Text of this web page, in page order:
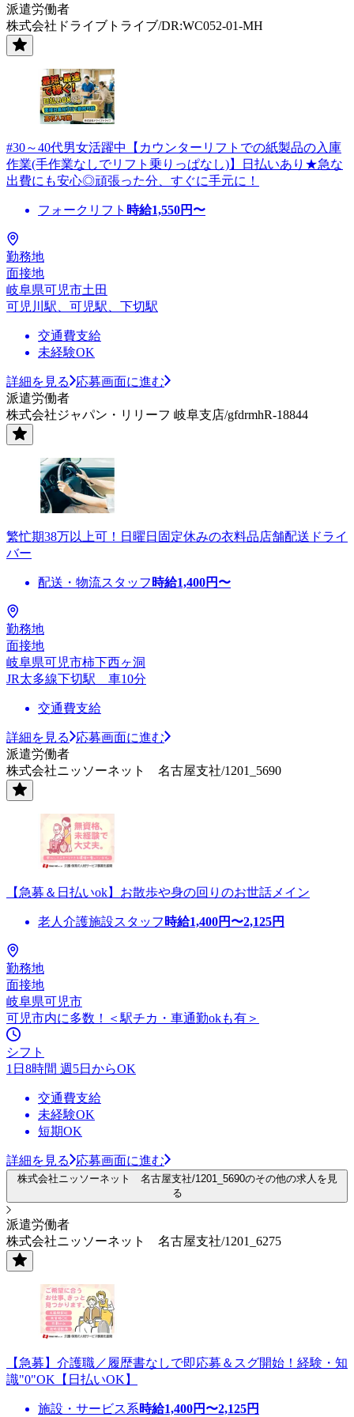
派遣労働者
株式会社ドライブトライブ/DR:WC052-01-MH
#30～40代男女活躍中【カウンターリフトでの紙製品の入庫
作業(手作業なしでリフト乗りっぱなし)】日払いあり★急な
出費にも安心◎頑張った分、すぐに手元に！
フォークリフト 時給1,550円〜
勤務地
面接地
岐阜県可児市土田
可児川駅、可児駅、下切駅
交通費支給
未経験OK
詳細を見る
応募画面に進む
派遣労働者
株式会社ジャパン・リリーフ 岐阜支店/gfdrmhR-18844
繁忙期38万以上可！日曜日固定休みの衣料品店舗配送ドライ
バー
配送・物流スタッフ 時給1,400円〜
勤務地
面接地
岐阜県可児市柿下西ヶ洞
JR太多線下切駅 車10分
交通費支給
詳細を見る
応募画面に進む
派遣労働者
株式会社ニッソーネット 名古屋支社/1201_5690
【急募＆日払いok】お散歩や身の回りのお世話メイン
老人介護施設スタッフ 時給1,400円〜2,125円
勤務地
面接地
岐阜県可児市
可児市内に多数！＜駅チカ・車通勤okも有＞
シフト
1日8時間 週5日からOK
交通費支給
未経験OK
短期OK
詳細を見る 応募画面に進む
株式会社ニッソーネット 名古屋支社/1201_5690のその他の求人を見
る
派遣労働者
株式会社ニッソーネット 名古屋支社/1201_6275
【急募】介護職／履歴書なしで即応募＆スグ開始！経験・知
識"0"OK【日払いOK】
施設・サービス系時給1,400円〜2,125円